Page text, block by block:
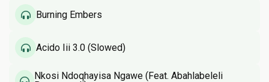
Burning Embers
Acido Iii 3.0 (Slowed)
Nkosi Ndoqhayisa Ngawe (Feat. Abahlabeleli